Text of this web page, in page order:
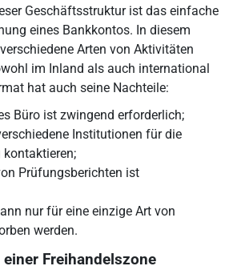
Geschäftsstruktur ist das einfache
eines Bankkontos. In diesem
Arten von Aktivitäten
im Inland als auch international
hat auch seine Nachteile:
Büro ist zwingend erforderlich;
Institutionen für die
kontaktieren;
Prüfungsberichten ist
nur für eine einzige Art von
werden.
Freihandelszone